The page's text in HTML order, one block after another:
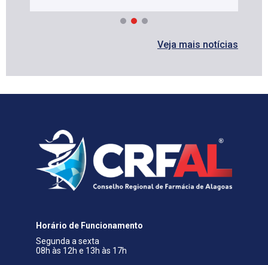
Veja mais notícias
Horário de Funcionamento
Segunda a sexta
08h às 12h e 13h às 17h